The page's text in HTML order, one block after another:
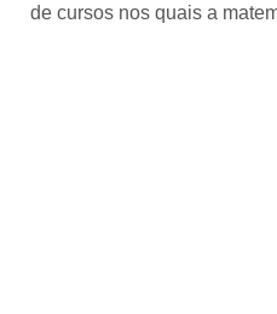
de cursos nos quais a